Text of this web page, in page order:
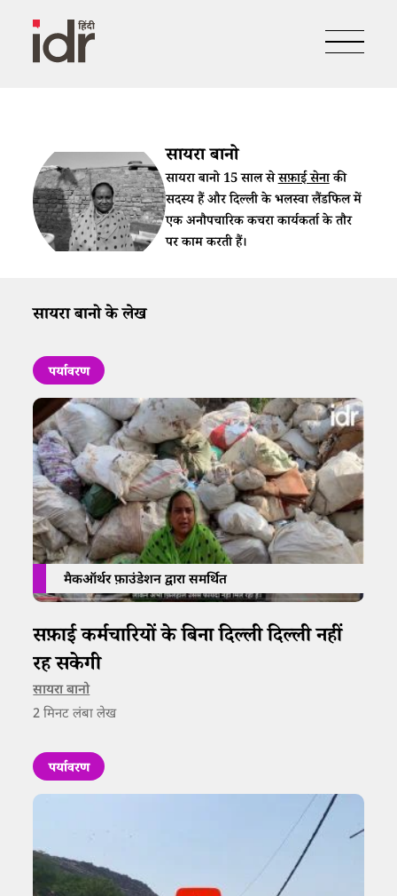
सायरा बानो
सायरा बानो 15 साल सेसफ़ाई सेनाकी
सदस्य हैं और दिल्ली के भलस्वा लैंडफिल में
एक अनौपचारिक कचरा कार्यकर्ता के तौर
पर काम करती हैं।
सायरा बानो के लेख
पर्यावरण
मैकऑर्थर फ़ाउंडेशन द्वारा समर्थित
सफ़ाई कर्मचारियों के बिना दिल्ली दिल्ली नहीं
रह सकेगी
सायरा बानो
2 मिनट लंबा लेख
पर्यावरण